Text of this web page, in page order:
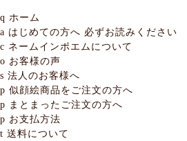
q ホーム
a はじめての方へ 必ずお読みください
c ネームインポエムについて
o お客様の声
s 法人のお客様へ
p 似顔絵商品をご注文の方へ
p まとまったご注文の方へ
p お支払方法
t 送料について